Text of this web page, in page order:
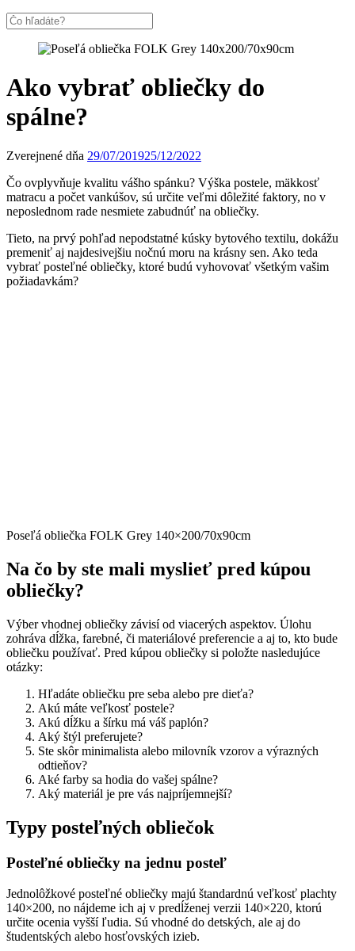
Ako vybrať obliečky do
spálne?
Zverejnené dňa 29/07/201925/12/2022
Čo ovplyvňuje kvalitu vášho spánku? Výška postele, mäkkosť
matracu a počet vankúšov, sú určite veľmi dôležité faktory, no v
neposlednom rade nesmiete zabudnúť na obliečky.
Tieto, na prvý pohľad nepodstatné kúsky bytového textilu, dokážu
premeniť aj najdesivejšiu nočnú moru na krásny sen. Ako teda
vybrať posteľné obliečky, ktoré budú vyhovovať všetkým vašim
požiadavkám?
Poseľá obliečka FOLK Grey 140×200/70x90cm
Na čo by ste mali myslieť pred kúpou
obliečky?
Výber vhodnej obliečky závisí od viacerých aspektov. Úlohu
zohráva dĺžka, farebné, či materiálové preferencie a aj to, kto bude
obliečku používať. Pred kúpou obliečky si položte nasledujúce
otázky:
Hľadáte obliečku pre seba alebo pre dieťa?
Akú máte veľkosť postele?
Akú dĺžku a šírku má váš paplón?
Aký štýl preferujete?
Ste skôr minimalista alebo milovník vzorov a výrazných
odtieňov?
Aké farby sa hodia do vašej spálne?
Aký materiál je pre vás najpríjemnejší?
Typy posteľných obliečok
Posteľné obliečky na jednu posteľ
Jednolôžkové posteľné obliečky majú štandardnú veľkosť plachty
140×200, no nájdeme ich aj v predĺženej verzii 140×220, ktorú
určite ocenia vyšší ľudia. Sú vhodné do detských, ale aj do
študentských alebo hosťovských izieb.